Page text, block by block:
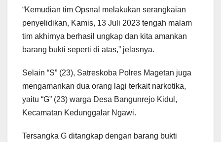
“Kemudian tim Opsnal melakukan serangkaian
penyelidikan, Kamis, 13 Juli 2023 tengah malam
tim akhirnya berhasil ungkap dan kita amankan
barang bukti seperti di atas,” jelasnya.
Selain “S” (23), Satreskoba Polres Magetan juga
mengamankan dua orang lagi terkait narkotika,
yaitu “G” (23) warga Desa Bangunrejo Kidul,
Kecamatan Kedunggalar Ngawi.
Tersangka G ditangkap dengan barang bukti